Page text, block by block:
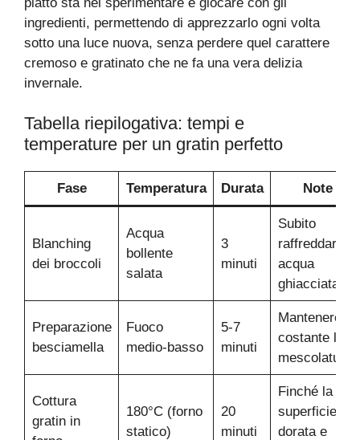
ingredienti, permettendo di apprezzarlo ogni volta
sotto una luce nuova, senza perdere quel carattere
cremoso e gratinato che ne fa una vera delizia
invernale.
Tabella riepilogativa: tempi e
temperature per un gratin perfetto
Fase Temperatura Durata Note
Blanching
dei broccoli
Acqua
bollente
salata
3
minuti
Subito
raffreddare in
acqua
ghiacciata
Preparazione
besciamella
Fuoco
medio-basso
5-7
minuti
Mantenere
costante la
mescolatura
Cottura
gratin in
180°C (forno
statico)
20
minuti
Finché la
superficie è
dorata e